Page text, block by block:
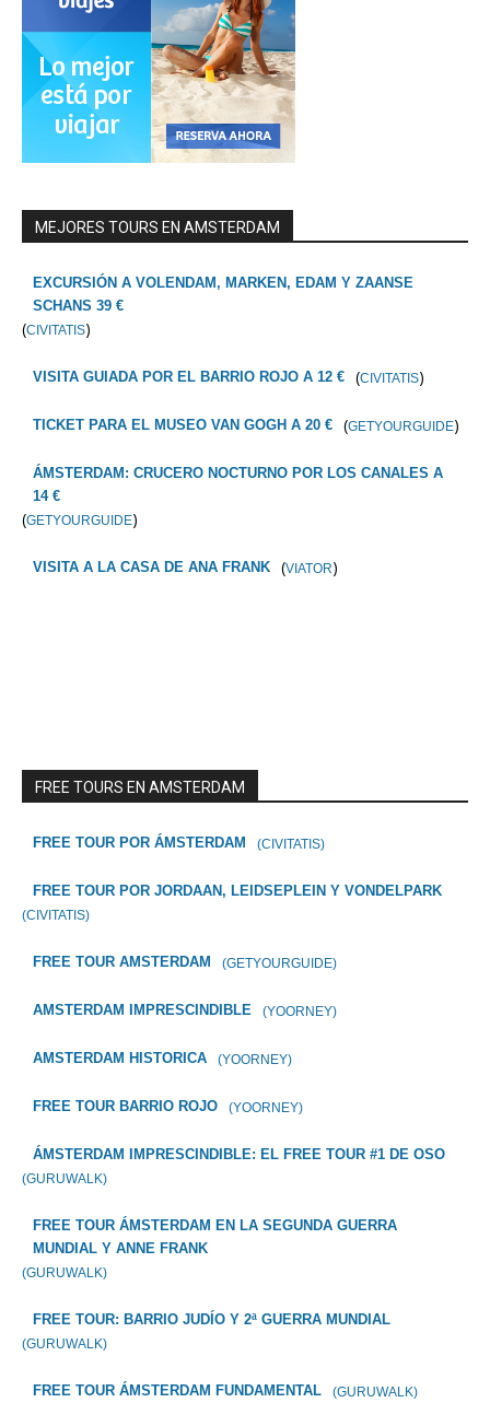
MEJORES TOURS EN AMSTERDAM
EXCURSIÓN A VOLENDAM, MARKEN, EDAM Y ZAANSE
SCHANS 39 €
(CIVITATIS)
VISITA GUIADA POR EL BARRIO ROJO A 12 € (CIVITATIS)
TICKET PARA EL MUSEO VAN GOGH A 20 € (GETYOURGUIDE)
ÁMSTERDAM: CRUCERO NOCTURNO POR LOS CANALES A
14 €
(GETYOURGUIDE)
VISITA A LA CASA DE ANA FRANK (VIATOR)
FREE TOURS EN AMSTERDAM
FREE TOUR POR ÁMSTERDAM (CIVITATIS)
FREE TOUR POR JORDAAN, LEIDSEPLEIN Y VONDELPARK
(CIVITATIS)
FREE TOUR AMSTERDAM (GETYOURGUIDE)
AMSTERDAM IMPRESCINDIBLE (YOORNEY)
AMSTERDAM HISTORICA (YOORNEY)
FREE TOUR BARRIO ROJO (YOORNEY)
ÁMSTERDAM IMPRESCINDIBLE: EL FREE TOUR #1 DE OSO
(GURUWALK)
FREE TOUR ÁMSTERDAM EN LA SEGUNDA GUERRA
MUNDIAL Y ANNE FRANK
(GURUWALK)
FREE TOUR: BARRIO JUDÍO Y 2ª GUERRA MUNDIAL
(GURUWALK)
FREE TOUR ÁMSTERDAM FUNDAMENTAL (GURUWALK)